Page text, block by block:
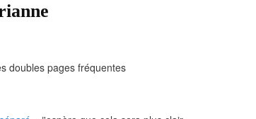
doubles pages fréquentes